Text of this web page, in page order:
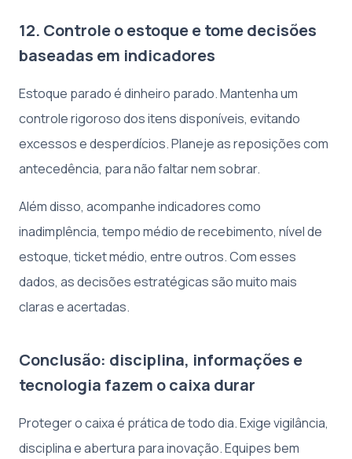
12. Controle o estoque e tome decisões
baseadas em indicadores
Estoque parado é dinheiro parado. Mantenha um
controle rigoroso dos itens disponíveis, evitando
excessos e desperdícios. Planeje as reposições com
antecedência, para não faltar nem sobrar.
Além disso, acompanhe indicadores como
inadimplência, tempo médio de recebimento, nível de
estoque, ticket médio, entre outros. Com esses
dados, as decisões estratégicas são muito mais
claras e acertadas.
Conclusão: disciplina, informações e
tecnologia fazem o caixa durar
Proteger o caixa é prática de todo dia. Exige vigilância,
disciplina e abertura para inovação. Equipes bem